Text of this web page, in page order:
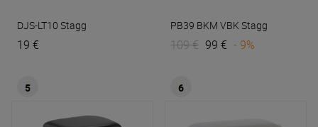
DJS-LT10 Stagg
19 €
PB39 BKM VBK Stagg
109 € 99 € - 9%
5 6